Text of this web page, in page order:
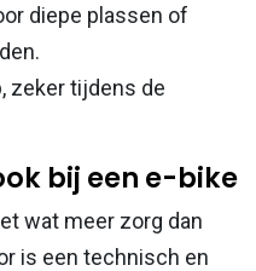
diepe plassen of
zeker tijdens de
bij een e-bike
wat meer zorg dan
is een technisch en